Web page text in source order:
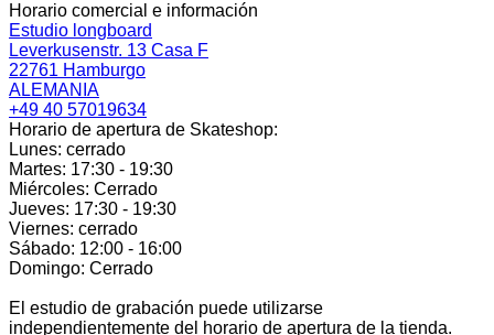
Horario comercial e información
Estudio longboard
Leverkusenstr. 13 Casa F
22761 Hamburgo
ALEMANIA
+49 40 57019634
Horario de apertura de Skateshop:
Lunes: cerrado
Martes: 17:30 - 19:30
Miércoles: Cerrado
Jueves: 17:30 - 19:30
Viernes: cerrado
Sábado: 12:00 - 16:00
Domingo: Cerrado
El estudio de grabación puede utilizarse
independientemente del horario de apertura de la tienda.